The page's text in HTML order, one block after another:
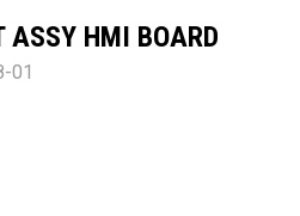
ASSY HMI BOARD
01